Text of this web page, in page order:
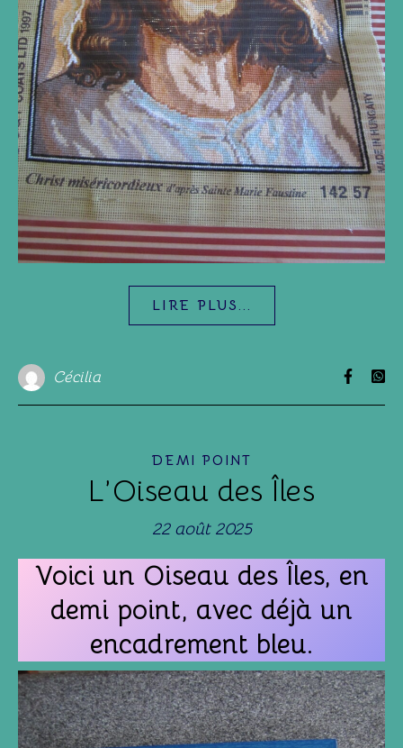
LIRE PLUS...
Cécilia
DEMI POINT
L’Oiseau des Îles
22 août 2025
Voici un Oiseau des Îles, en
demi point, avec déjà un
encadrement bleu.